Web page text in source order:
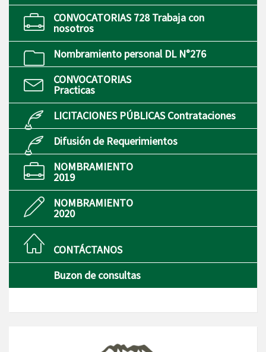
CONVOCATORIAS 728 Trabaja con
nosotros
Nombramiento personal DL N°276
CONVOCATORIAS
Practicas
LICITACIONES PÚBLICAS Contrataciones
Difusión de Requerimientos
NOMBRAMIENTO
2019
NOMBRAMIENTO
2020
CONTÁCTANOS
Buzon de consultas